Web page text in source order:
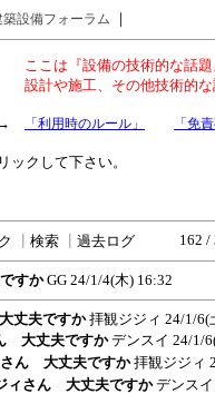
築設備フォーラム ｜
ここは『設備の技術的な話
設計や施工、その他技術的
「利用時のルール」 「免
ックして下さい。
検索 過去ログ 162 /
すかGG 24/1/4(木) 16:32
丈夫ですか 拝観ジジィ 24/1/6(
大丈夫ですかデンスイ 24/1/
ん 大丈夫ですか 拝観ジジィ
ィさん 大丈夫ですか デンスイ